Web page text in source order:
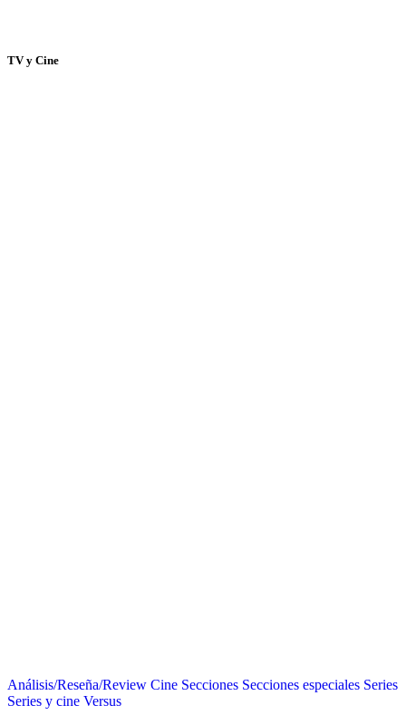
TV y Cine
Análisis/Reseña/Review Cine Secciones Secciones especiales Series
Series y cine Versus